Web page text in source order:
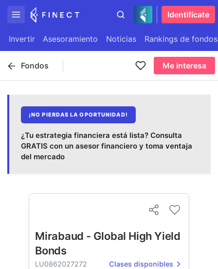
Identifícate
Invertir Asesoramiento Noticias Rankings de fondos
Fondos Me interesa
¡NO PIERDAS LA OPORTUNIDAD!
¿Tu estrategia financiera está lista? Consulta
GRATIS con un asesor financiero y toma ventaja
del mercado
Mirabaud - Global High Yield
Bonds
LU0862027272 Clases disponibles